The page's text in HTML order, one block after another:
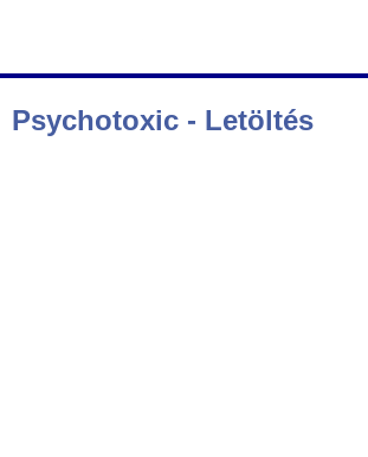
Psychotoxic - Letöltés